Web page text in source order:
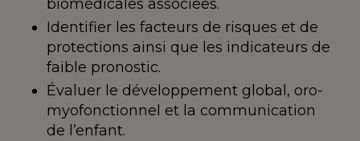
biomédicales associées.
Identifier les facteurs de risques et de
protections ainsi que les indicateurs de
faible pronostic.
Évaluer le développement global, oro-
myofonctionnel et la communication
de l’enfant.